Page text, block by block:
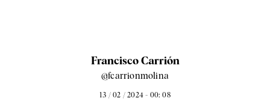
Francisco Carrión
@fcarrionmolina
13 / 02 / 2024 - 00: 08